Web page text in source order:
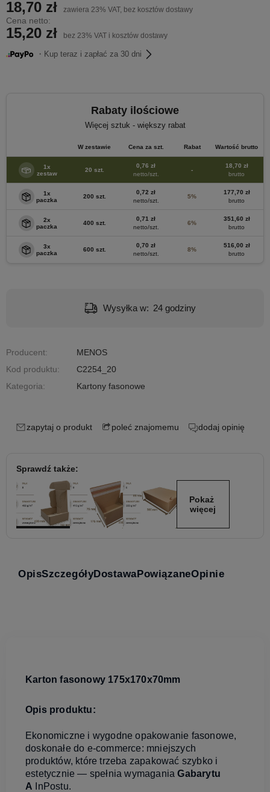
18,70 zł zawiera 23% VAT, bez kosztów dostawy
Cena netto:
15,20 zł bez 23% VAT i kosztów dostawy
・Kup teraz i zapłać za 30 dni
Rabaty ilościowe
Więcej sztuk - większy rabat
W zestawie Cena za szt. Rabat Wartość brutto
1x
zestaw
20 szt.
0,76 zł
netto/szt.
-
18,70 zł
brutto
1x
paczka
200 szt.
0,72 zł
netto/szt.
5%
177,70 zł
brutto
2x
paczka
400 szt.
0,71 zł
netto/szt.
6%
351,60 zł
brutto
3x
paczka
600 szt.
0,70 zł
netto/szt.
8%
516,00 zł
brutto
Wysyłka w: 24 godziny
Producent:
MENOS
Kod produktu:
C2254_20
Kategoria:
Kartony fasonowe
zapytaj o produkt poleć znajomemu dodaj opinię
Sprawdź także:
Pokaż
więcej
OpisSzczegółyDostawaPowiązaneOpinie
Karton fasonowy 175x170x70mm
Opis produktu:
Ekonomiczne i wygodne opakowanie fasonowe,
doskonałe do e‑commerce: mniejszych
produktów, które trzeba zapakować szybko i
estetycznie — spełnia wymaganiaGabarytu
A InPostu.